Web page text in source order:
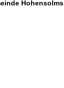
Hohensolms